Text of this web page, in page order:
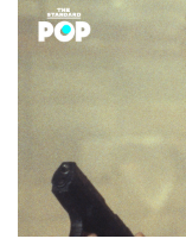
ภายในห้องยังคงมี
เป็นญี่ปุ่นอย่างดอก
สิ่งแวดล้อมด้วยกล่อ
ข้าวด้วยกรรมวิธีกา